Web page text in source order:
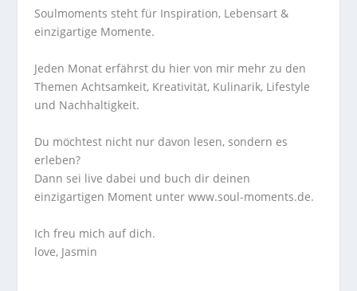
Soulmoments steht für Inspiration, Lebensart &
einzigartige Momente.
Jeden Monat erfährst du hier von mir mehr zu den
Themen Achtsamkeit, Kreativität, Kulinarik, Lifestyle
und Nachhaltigkeit.
Du möchtest nicht nur davon lesen, sondern es
erleben?
Dann sei live dabei und buch dir deinen
einzigartigen Moment unter www.soul-moments.de.
Ich freu mich auf dich.
love, Jasmin